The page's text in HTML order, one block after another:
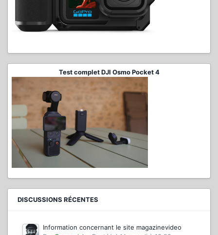
Test complet DJI Osmo Pocket 4
DISCUSSIONS RÉCENTES
Information concernant le site magazinevideo